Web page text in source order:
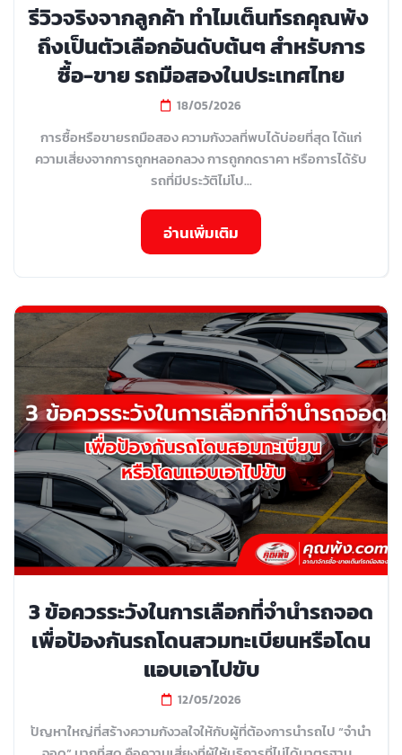
รีวิวจริงจากลูกค้า ทำไมเต็นท์รถคุณพ้ง
ถึงเป็นตัวเลือกอันดับต้นๆ สำหรับการ
ซื้อ-ขาย รถมือสองในประเทศไทย
18/05/2026
การซื้อหรือขายรถมือสอง ความกังวลที่พบได้บ่อยที่สุด ได้แก่
ความเสี่ยงจากการถูกหลอกลวง การถูกกดราคา หรือการได้รับ
รถที่มีประวัติไม่โป...
อ่านเพิ่มเติม
3 ข้อควรระวังในการเลือกที่จำนำรถจอด
เพื่อป้องกันรถโดนสวมทะเบียนหรือโดน
แอบเอาไปขับ
12/05/2026
ปัญหาใหญ่ที่สร้างความกังวลใจให้กับผู้ที่ต้องการนำรถไป “จำนำ